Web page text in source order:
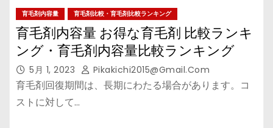
育毛剤内容量 育毛剤比較・育毛剤比較ランキング
育毛剤内容量 お得な育毛剤 比較ランキ
ング・育毛剤内容量比較ランキング
5月 1, 2023 Pikakichi2015@gmail.com
育毛剤回復期間は、長期にわたる場合があります。コ
ストに対して…